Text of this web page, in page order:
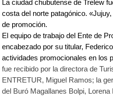
La ciudad chubutense de Trelew
costa del norte patagónico.
de promoción.
El equipo de trabajo del Ente de
encabezado por su titular,
actividades promocionales en los
fue recibido por la directora de
ENTRETUR, Miguel Ramos; la
del Buró Magallanes Bolpi,